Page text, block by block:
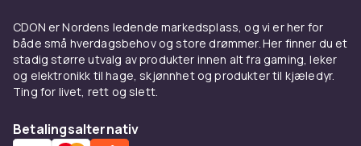
CDON er Nordens ledende markedsplass, og vi er her for
både små hverdagsbehov og store drømmer. Her finner du et
stadig større utvalg av produkter innen alt fra gaming, leker
og elektronikk til hage, skjønnhet og produkter til kjæledyr.
Ting for livet, rett og slett.
Betalingsalternativ